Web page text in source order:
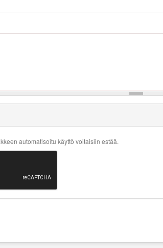
automatisoitu käyttö voitaisiin estää.